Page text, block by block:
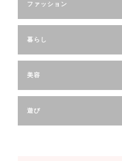
ファッション
暮らし
美容
遊び